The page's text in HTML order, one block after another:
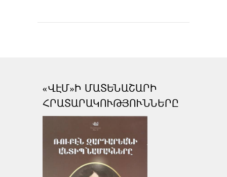
«ՎԷՄ»Ի ՄԱՏԵՆԱՇԱՐԻ
ՀՐԱՏԱՐԱԿՈՒԹՅՈՒՆՆԵՐԸ